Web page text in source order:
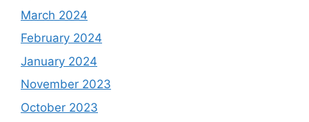
March 2024
February 2024
January 2024
November 2023
October 2023